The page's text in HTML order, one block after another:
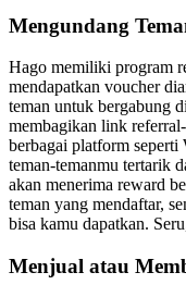
Mengundang
Hago memiliki program
mendapatkan voucher
teman untuk bergabung
membagikan link
berbagai platform
teman-temanmu tertarik
akan menerima reward
teman yang mendaftar,
bisa kamu dapatkan.
Menjual atau